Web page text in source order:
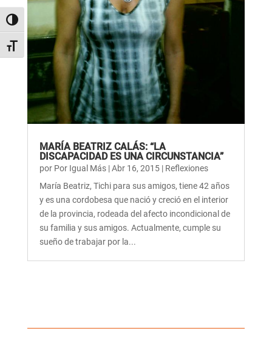
Alternar alto contraste
Alternar tamaño de letra
MARÍA BEATRIZ CALÁS: “LA
DISCAPACIDAD ES UNA CIRCUNSTANCIA”
por Por Igual Más|Abr 16, 2015| Reflexiones
María Beatriz, Tichi para sus amigos, tiene 42 años
y es una cordobesa que nació y creció en el interior
de la provincia, rodeada del afecto incondicional de
su familia y sus amigos. Actualmente, cumple su
sueño de trabajar por la...